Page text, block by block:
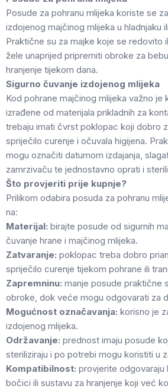
Posude za pohranu mlijeka koriste se
izdojenog majčinog mlijeka u hladnjaku
Praktične su za majke koje se redovito
žele unaprijed pripremiti obroke za
hranjenje tijekom dana.
Sigurno čuvanje izdojenog mlijeka
Kod pohrane majčinog mlijeka važno je
izrađene od materijala prikladnih za
trebaju imati čvrst poklopac koji dobro
spriječilo curenje i očuvala higijena.
mogu označiti datumom izdajanja,
zamrzivaču te jednostavno oprati i
Što provjeriti prije kupnje?
Prilikom odabira posuda za pohranu
na:
Materijal: birajte posude od sigurnih
čuvanje hrane i majčinog mlijeka.
Zatvaranje: poklopac treba dobro
spriječilo curenje tijekom pohrane ili
Zapremninu: manje posude praktične
obroke, dok veće mogu odgovarati za
Mogućnost označavanja: korisno je
izdojenog mlijeka.
Održavanje: prednost imaju posude
steriliziraju i po potrebi mogu koristiti u
Kompatibilnost: provjerite odgovaraju
bočici ili sustavu za hranjenje koji već